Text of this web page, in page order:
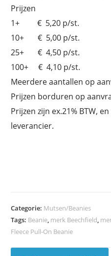
Prijzen
1+ € 5,20 p/st.
10+ € 5,00 p/st.
25+ € 4,50 p/st.
100+ € 4,10 p/st.
Meerdere aantallen op
Prijzen borduren op
Prijzen zijn ex.21% BTW,
leverancier.
Categorie: Mutsen/Beanies
Tags: Beanie, merk Beechfield,
Fleece Pull-On Beanie